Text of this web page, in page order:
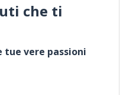
che ti
tue vere passioni